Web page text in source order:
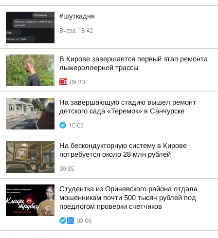
#шуткадня
Вчера, 18:42
В Кирове завершается первый этап ремонта
лыжероллерной трассы
09:30
На завершающую стадию вышел ремонт
детского сада «Теремок» в Санчурске
10:05
На бескондукторную систему в Кирове
потребуется около 28 млн рублей
09:35
Студентка из Оричевского района отдала
мошенникам почти 500 тысяч рублей под
предлогом проверки счетчиков
09:06